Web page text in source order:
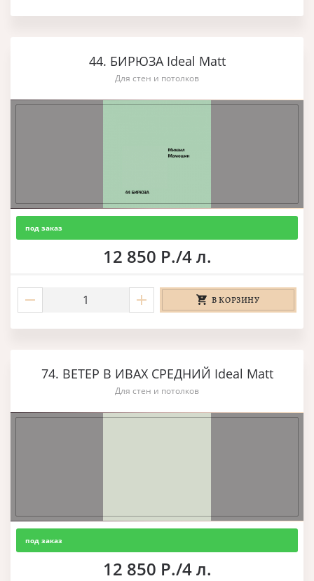
44. БИРЮЗА Ideal Matt
Для стен и потолков
под заказ
12 850 Р./4 л.
В КОРЗИНУ
74. ВЕТЕР В ИВАХ СРЕДНИЙ Ideal Matt
Для стен и потолков
под заказ
12 850 Р./4 л.